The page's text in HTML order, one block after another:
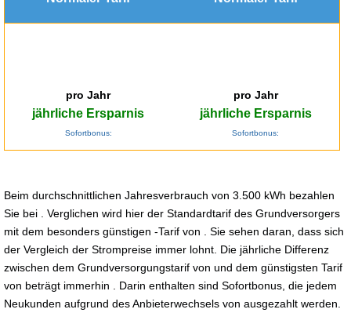
pro Jahr
jährliche Ersparnis
Sofortbonus:
pro Jahr
jährliche Ersparnis
Sofortbonus:
Beim durchschnittlichen Jahresverbrauch von 3.500 kWh bezahlen
Sie bei . Verglichen wird hier der Standardtarif des Grundversorgers
mit dem besonders günstigen -Tarif von . Sie sehen daran, dass sich
der Vergleich der Strompreise immer lohnt. Die jährliche Differenz
zwischen dem Grundversorgungstarif von und dem günstigsten Tarif
von beträgt immerhin . Darin enthalten sind Sofortbonus, die jedem
Neukunden aufgrund des Anbieterwechsels von ausgezahlt werden.